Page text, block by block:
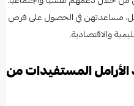
مساعدتهن في الحصول على فرص
والاقتصادية.
المستفيدات من